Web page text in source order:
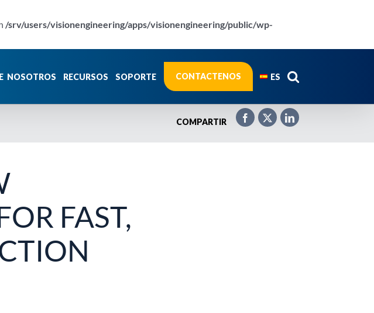
/srv/users/visionengineering/apps/visionengineering/public/wp-
NOSOTROS RECURSOS SOPORTE CONTACTENOS ES
COMPARTIR
FAST,